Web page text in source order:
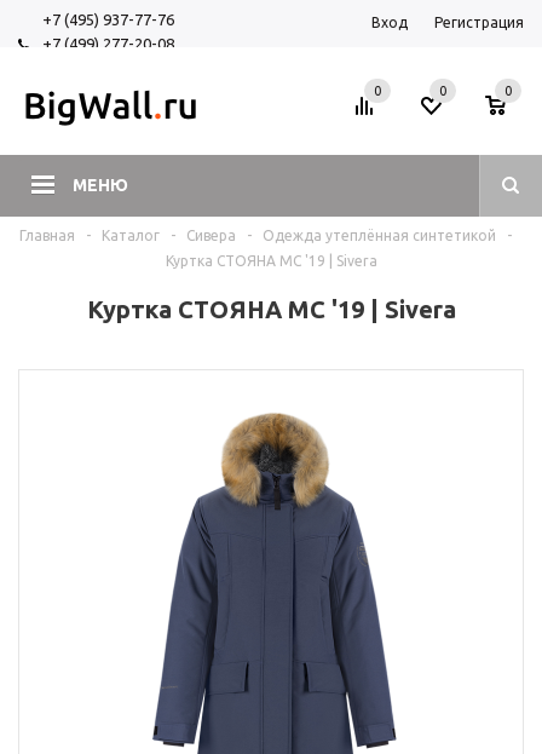
+7 (495) 937-77-76
+7 (499) 277-20-08
Вход Регистрация
МЕНЮ
0 0
0
Главная - Каталог - Сивера - Одежда утеплённая синтетикой
-
Куртка СТОЯНА МС '19 | Sivera
Куртка СТОЯНА МС '19 | Sivera